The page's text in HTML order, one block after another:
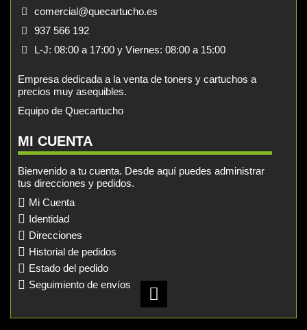
comercial@quecartucho.es
937 566 192
L-J: 08:00 a 17:00 y Viernes: 08:00 a 15:00
Empresa dedicada a la venta de toners y cartuchos a
precios muy asequibles.
Equipo de Quecartucho
MI CUENTA
Bienvenido a tu cuenta. Desde aquí puedes administrar
tus direcciones y pedidos.
Mi Cuenta
Identidad
Direcciones
Historial de pedidos
Estado del pedido
Seguimiento de envíos